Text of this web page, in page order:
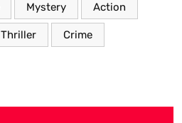
Mystery Action
Thriller Crime